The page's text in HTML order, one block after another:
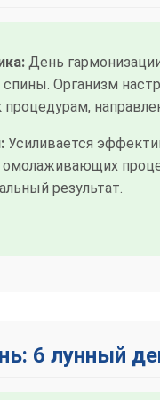
День
Организм
Усиливается
омолаживающих
результат.
6 лунный